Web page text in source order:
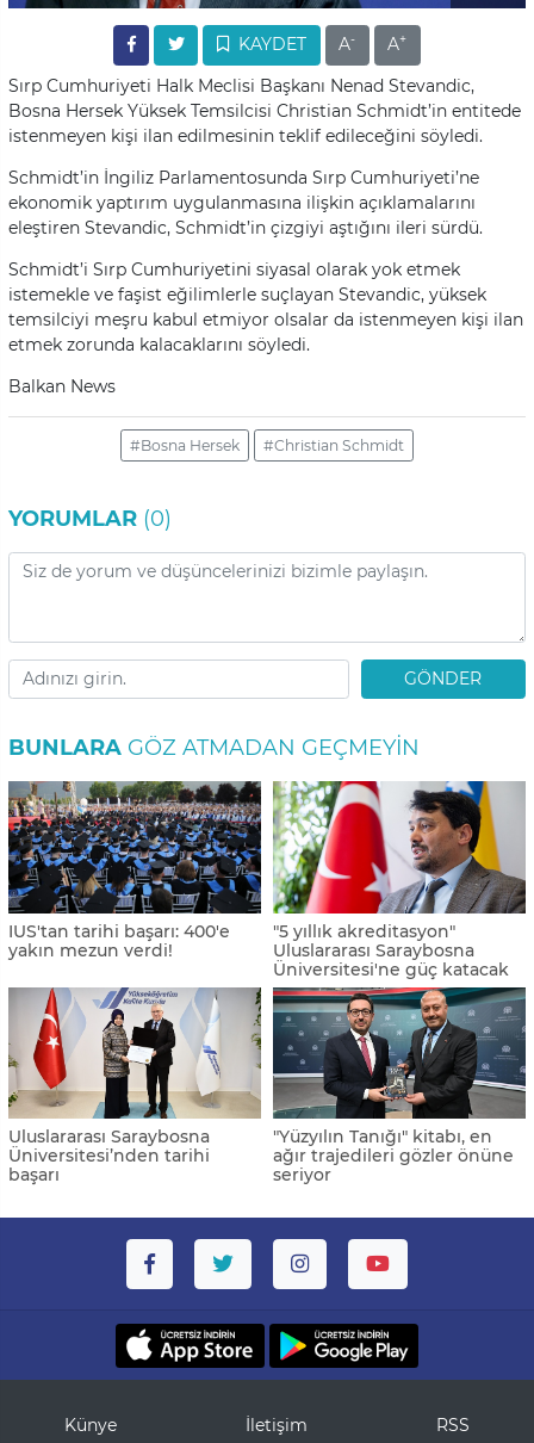
KAYDET A- A+
Sırp Cumhuriyeti Halk Meclisi Başkanı Nenad Stevandic,
Bosna Hersek Yüksek Temsilcisi Christian Schmidt’in entitede
istenmeyen kişi ilan edilmesinin teklif edileceğini söyledi.
Schmidt’in İngiliz Parlamentosunda Sırp Cumhuriyeti’ne
ekonomik yaptırım uygulanmasına ilişkin açıklamalarını
eleştiren Stevandic, Schmidt’in çizgiyi aştığını ileri sürdü.
Schmidt’i Sırp Cumhuriyetini siyasal olarak yok etmek
istemekle ve faşist eğilimlerle suçlayan Stevandic, yüksek
temsilciyi meşru kabul etmiyor olsalar da istenmeyen kişi ilan
etmek zorunda kalacaklarını söyledi.
Balkan News
#Bosna Hersek #Christian Schmidt
YORUMLAR (0)
GÖNDER
BUNLARA GÖZ ATMADAN GEÇMEYIN
IUS'tan tarihi başarı: 400'e
yakın mezun verdi!
"5 yıllık akreditasyon"
Uluslararası Saraybosna
Üniversitesi'ne güç katacak
Uluslararası Saraybosna
Üniversitesi’nden tarihi
başarı
"Yüzyılın Tanığı" kitabı, en
ağır trajedileri gözler önüne
seriyor
Künye İletişim RSS